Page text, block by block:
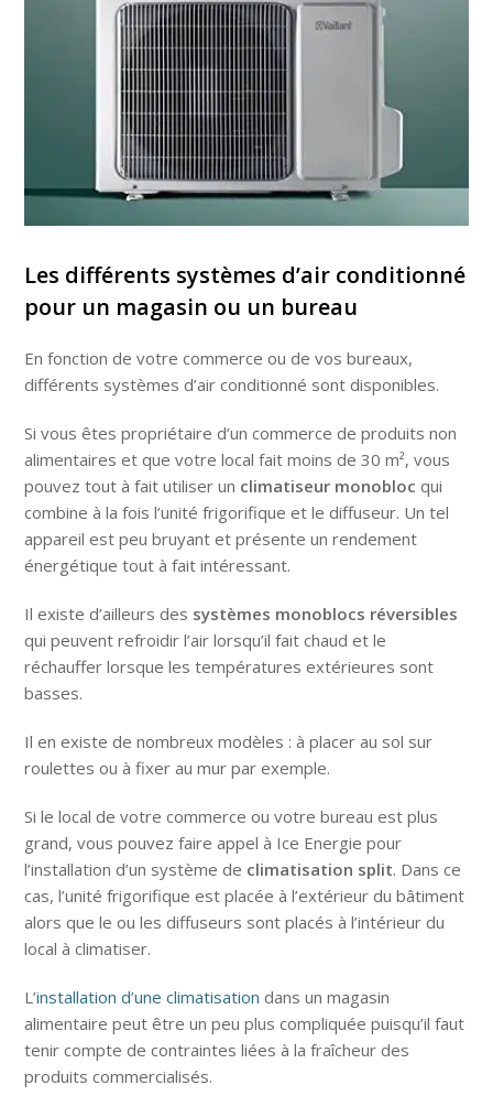
Les différents systèmes d’air conditionné
pour un magasin ou un bureau
En fonction de votre commerce ou de vos bureaux,
différents systèmes d’air conditionné sont disponibles.
Si vous êtes propriétaire d’un commerce de produits non
alimentaires et que votre local fait moins de 30 m², vous
pouvez tout à fait utiliser un climatiseur monobloc qui
combine à la fois l’unité frigorifique et le diffuseur. Un tel
appareil est peu bruyant et présente un rendement
énergétique tout à fait intéressant.
Il existe d’ailleurs des systèmes monoblocs réversibles
qui peuvent refroidir l’air lorsqu’il fait chaud et le
réchauffer lorsque les températures extérieures sont
basses.
Il en existe de nombreux modèles : à placer au sol sur
roulettes ou à fixer au mur par exemple.
Si le local de votre commerce ou votre bureau est plus
grand, vous pouvez faire appel à Ice Energie pour
l’installation d’un système de climatisation split. Dans ce
cas, l’unité frigorifique est placée à l’extérieur du bâtiment
alors que le ou les diffuseurs sont placés à l’intérieur du
local à climatiser.
L’installation d’une climatisation dans un magasin
alimentaire peut être un peu plus compliquée puisqu’il faut
tenir compte de contraintes liées à la fraîcheur des
produits commercialisés.